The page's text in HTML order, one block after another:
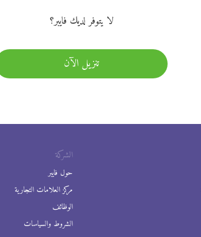
لا يتوفر لديك فايبر؟
تنزيل الآن
الشركة
حول فايبر
مركز العلامات التجارية
الوظائف
الشروط والسياسات